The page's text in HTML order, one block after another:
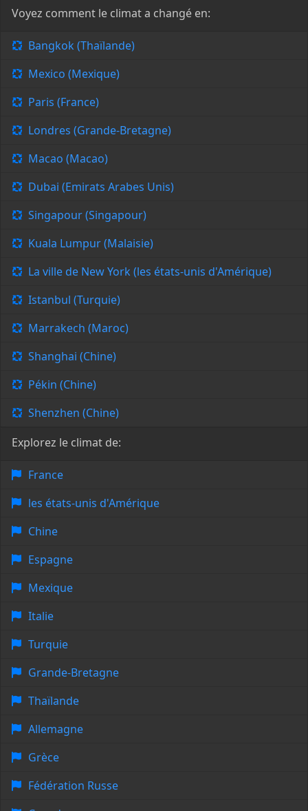
Voyez comment le climat a changé en:
Bangkok (Thaïlande)
Mexico (Mexique)
Paris (France)
Londres (Grande-Bretagne)
Macao (Macao)
Dubai (Emirats Arabes Unis)
Singapour (Singapour)
Kuala Lumpur (Malaisie)
La ville de New York (les états-unis d'Amérique)
Istanbul (Turquie)
Marrakech (Maroc)
Shanghai (Chine)
Pékin (Chine)
Shenzhen (Chine)
Explorez le climat de:
France
les états-unis d'Amérique
Chine
Espagne
Mexique
Italie
Turquie
Grande-Bretagne
Thaïlande
Allemagne
Grèce
Fédération Russe